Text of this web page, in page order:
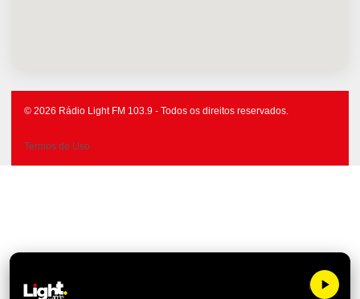
© 2026 Rádio Light FM 103.9 - Todos os direitos reservados.
Termos de Uso
Light FM